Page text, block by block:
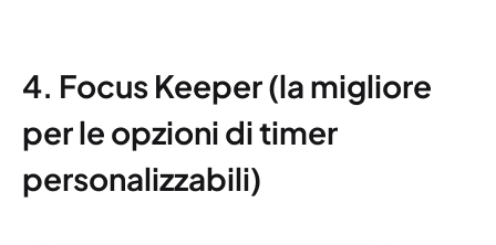
4. Focus Keeper (la migliore
per le opzioni di timer
personalizzabili)